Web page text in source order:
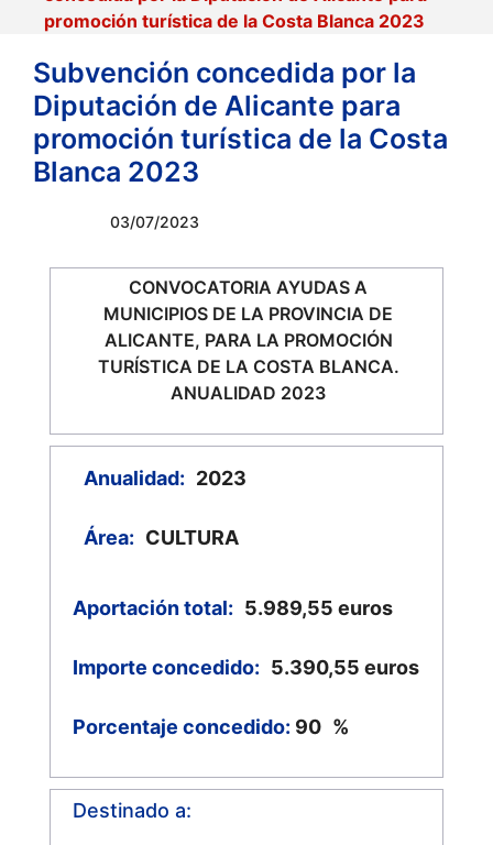
promoción turística de la Costa Blanca 2023
Subvención concedida por la
Diputación de Alicante para
promoción turística de la Costa
Blanca 2023
03/07/2023
CONVOCATORIA AYUDAS A
MUNICIPIOS DE LA PROVINCIA DE
ALICANTE, PARA LA PROMOCIÓN
TURÍSTICA DE LA COSTA BLANCA.
ANUALIDAD 2023
Anualidad: 2023
Área: CULTURA
Aportación total: 5.989,55 euros
Importe concedido: 5.390,55 euros
Porcentaje concedido: 90 %
Destinado a: